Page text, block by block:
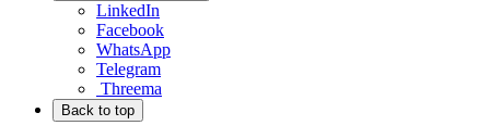
LinkedIn
Facebook
WhatsApp
Telegram
Threema
Back to top